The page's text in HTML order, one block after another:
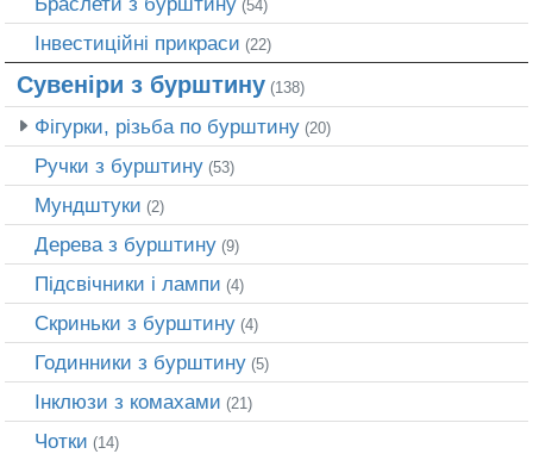
(54)
Інвестиційні прикраси (22)
Сувеніри з бурштину (138)
Фігурки, різьба по бурштину (20)
Ручки з бурштину (53)
Мундштуки (2)
Дерева з бурштину (9)
Підсвічники і лампи (4)
Скриньки з бурштину (4)
Годинники з бурштину (5)
Інклюзи з комахами (21)
Чотки (14)